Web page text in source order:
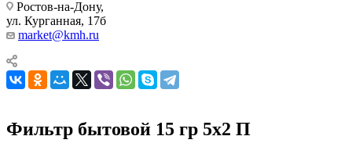
Ростов-на-Дону,
ул. Курганная, 17б
market@kmh.ru
Фильтр бытовой 15 гр 5х2 П